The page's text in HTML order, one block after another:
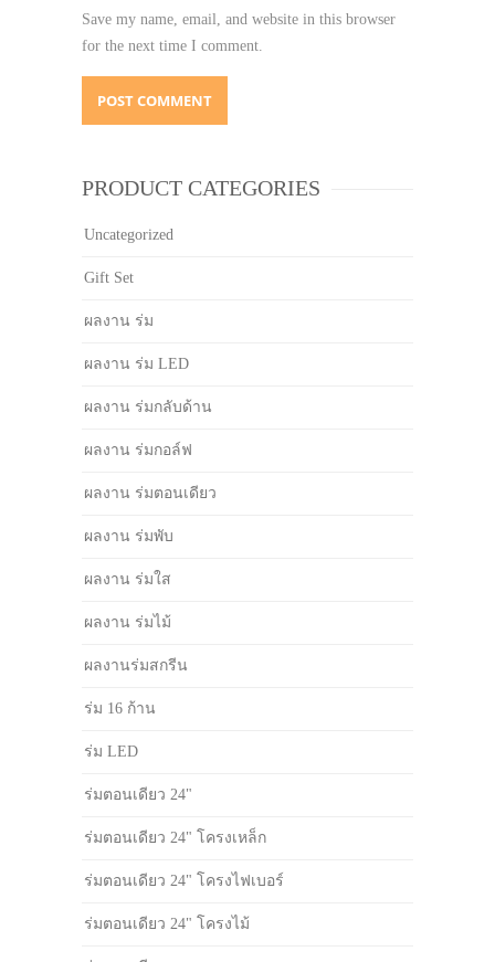
Save my name, email, and website in this browser
for the next time I comment.
PRODUCT CATEGORIES
Uncategorized
Gift Set
ผลงาน ร่ม
ผลงาน ร่ม LED
ผลงาน ร่มกลับด้าน
ผลงาน ร่มกอล์ฟ
ผลงาน ร่มตอนเดียว
ผลงาน ร่มพับ
ผลงาน ร่มใส
ผลงาน ร่มไม้
ผลงานร่มสกรีน
ร่ม 16 ก้าน
ร่ม LED
ร่มตอนเดียว 24"
ร่มตอนเดียว 24" โครงเหล็ก
ร่มตอนเดียว 24" โครงไฟเบอร์
ร่มตอนเดียว 24" โครงไม้